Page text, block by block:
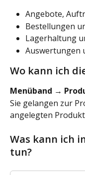
Angebote,
Bestellungen
Lagerhaltung
Auswertungen
Wo kann ich
Menüband →
Sie gelangen zur
angelegten
Was kann ich
tun?